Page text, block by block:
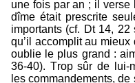
une fois par an ; il verse
dîme était prescrite
importants (cf. Dt 14,
qu’il accomplit au mieux
oublie le plus grand :
36-40). Trop sûr de lui-
les commandements,